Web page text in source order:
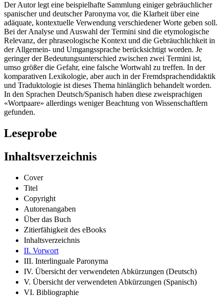
Der Autor legt eine beispielhafte Sammlung einiger gebräuchlicher
spanischer und deutscher Paronyma vor, die Klarheit über eine
adäquate, kontextuelle Verwendung verschiedener Worte geben soll.
Bei der Analyse und Auswahl der Termini sind die etymologische
Relevanz, der phraseologische Kontext und die Gebräuchlichkeit in
der Allgemein- und Umgangssprache berücksichtigt worden. Je
geringer der Bedeutungsunterschied zwischen zwei Termini ist,
umso größer die Gefahr, eine falsche Wortwahl zu treffen. In der
komparativen Lexikologie, aber auch in der Fremdsprachendidaktik
und Traduktologie ist dieses Thema hinlänglich behandelt worden.
In den Sprachen Deutsch/Spanisch haben diese zweisprachigen
«Wortpaare» allerdings weniger Beachtung von Wissenschaftlern
gefunden.
Leseprobe
Inhaltsverzeichnis
Cover
Titel
Copyright
Autorenangaben
Über das Buch
Zitierfähigkeit des eBooks
Inhaltsverzeichnis
II. Vorwort
III. Interlinguale Paronyma
IV. Übersicht der verwendeten Abkürzungen (Deutsch)
V. Übersicht der verwendeten Abkürzungen (Spanisch)
VI. Bibliographie